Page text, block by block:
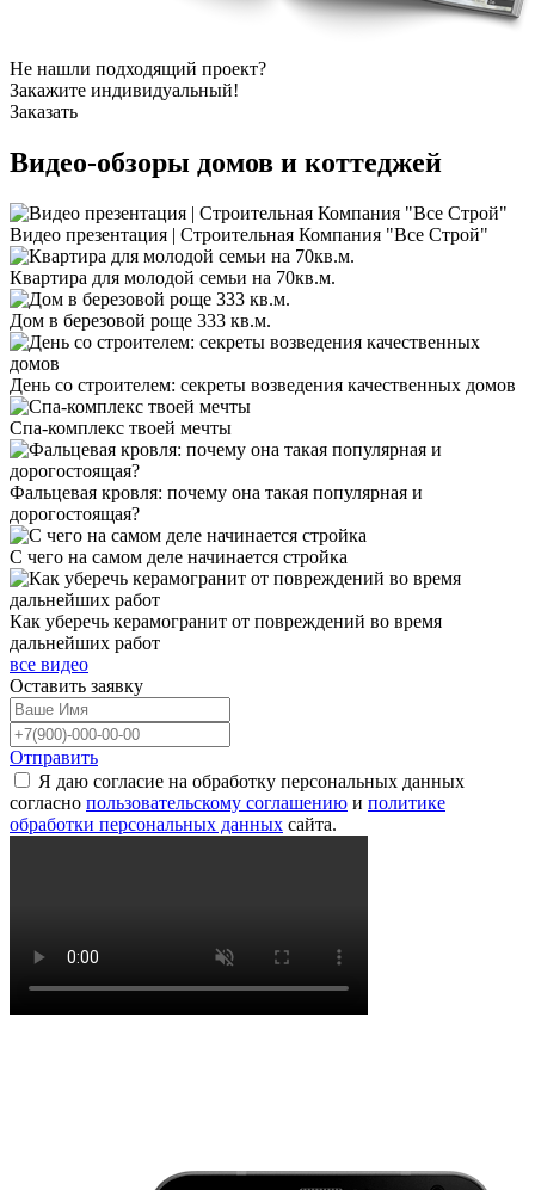
Не нашли подходящий проект?
Закажите индивидуальный!
Заказать
Видео-обзоры домов и коттеджей
Видео презентация | Строительная Компания "Все Строй"
Квартира для молодой семьи на 70кв.м.
Дом в березовой роще 333 кв.м.
День со строителем: секреты возведения качественных домов
Спа-комплекс твоей мечты
Фальцевая кровля: почему она такая популярная и
дорогостоящая?
С чего на самом деле начинается стройка
Как уберечь керамогранит от повреждений во время
дальнейших работ
все видео
Оставить заявку
Отправить
Я даю согласие на обработку персональных данных
согласно пользовательскому соглашению и политике
обработки персональных данных сайта.